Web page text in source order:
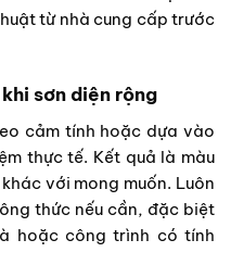
từ nhà cung cấp trước
sơn diện rộng
cảm tính hoặc dựa vào
thực tế. Kết quả là màu
với mong muốn. Luôn
thức nếu cần, đặc biệt
hoặc công trình có tính